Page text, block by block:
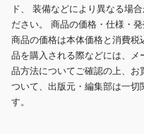
ド、 装備などにより異なる場
ださい。 商品の価格・仕様・
商品の価格は本体価格と消費
品を購入される際などには、メ
品方法についてご確認の上、
ついて、出版元・編集部は一切
す。